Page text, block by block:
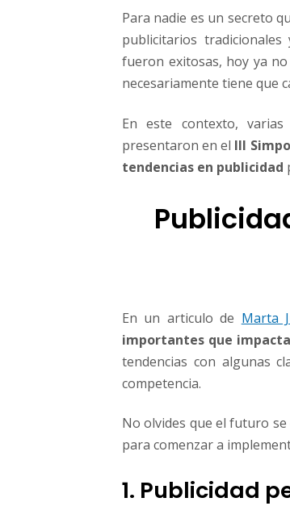
t
u
r
Para nadie es un secreto
publicitarios
fueron exitosas, hoy ya
necesariamente tiene que
En este contexto, varias
presentaron en el III
tendencias en publicidad
En un articulo de Marta
importantes que
tendencias con algunas
competencia.
No olvides que el futuro
para comenzar a
1. Publicidad